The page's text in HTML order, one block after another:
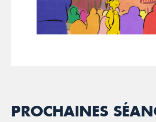
PROCHAINES